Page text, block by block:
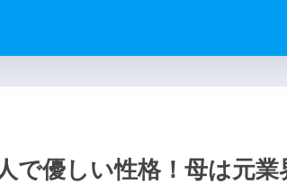
で優しい性格！母は元業